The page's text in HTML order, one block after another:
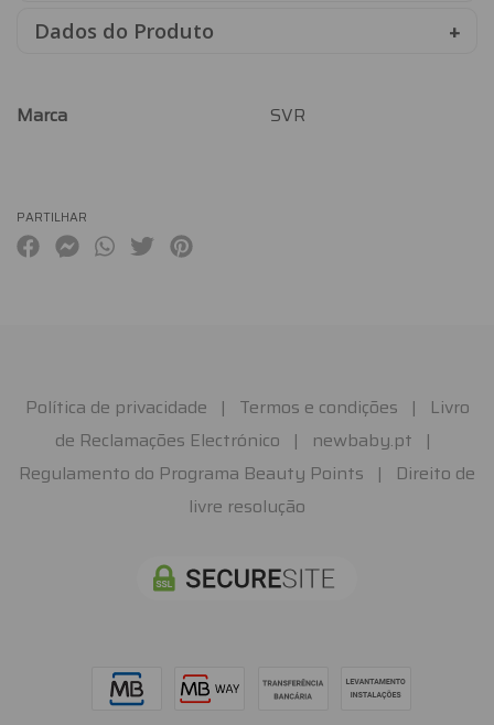
Dados do Produto
Marca
SVR
PARTILHAR
Política de privacidade | Termos e condições | Livro
de Reclamações Electrónico | newbaby.pt |
Regulamento do Programa Beauty Points | Direito de
livre resolução